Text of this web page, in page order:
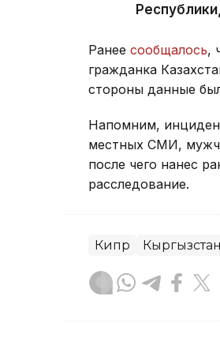
Ранее сообщалось,
гражданка
стороны данные
Напомним,
местных СМИ,
после чего нанес
расследование.
Кипр Кыргызстан